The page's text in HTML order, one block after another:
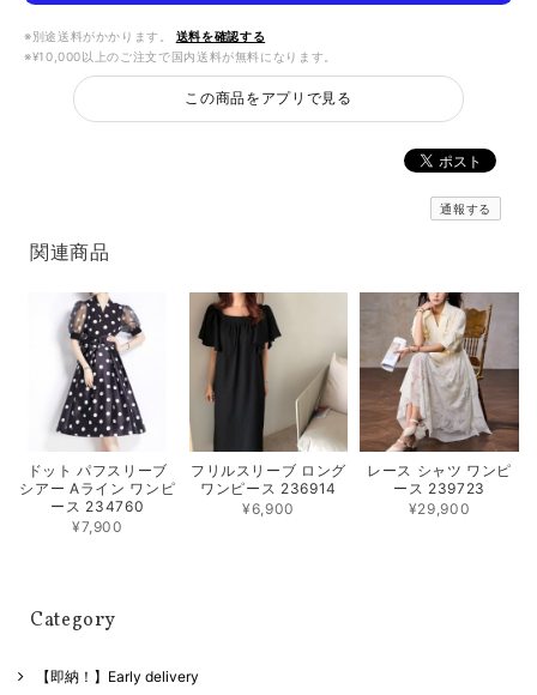
※別途送料がかかります。
送料を確認する
※¥10,000以上のご注文で国内送料が無料になります。
この商品をアプリで見る
通報する
関連商品
ドット パフスリーブ
シアー Aライン ワンピ
ース 234760
¥7,900
フリルスリーブ ロング
ワンピース 236914
¥6,900
レース シャツ ワンピ
ース 239723
¥29,900
Category
【即納！】Early delivery